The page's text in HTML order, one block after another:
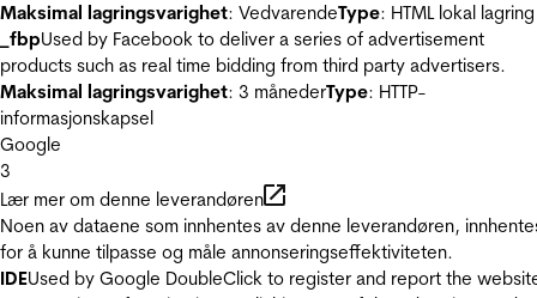
Maksimal lagringsvarighet: VedvarendeType: HTML lokal lagring
_fbpUsed by Facebook to deliver a series of advertisement
products such as real time bidding from third party advertisers.
Maksimal lagringsvarighet: 3 månederType: HTTP-
informasjonskapsel
Google
3
Lær mer om denne leverandøren
Noen av dataene som innhentes av denne leverandøren,
for å kunne tilpasse og måle annonseringseffektiviteten.
IDEUsed by Google DoubleClick to register and report the